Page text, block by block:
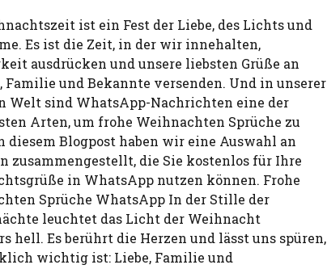
ist ein Fest der Liebe, des Lichts und
Es ist die Zeit, in der wir innehalten,
ausdrücken und unsere liebsten Grüße an
Familie und Bekannte versenden. Und in unserer
Welt sind WhatsApp-Nachrichten eine der
Arten, um frohe Weihnachten Sprüche zu
diesem Blogpost haben wir eine Auswahl an
zusammengestellt, die Sie kostenlos für Ihre
in WhatsApp nutzen können. Frohe
Sprüche WhatsApp In der Stille der
leuchtet das Licht der Weihnacht
hell. Es berührt die Herzen und lässt uns spüren,
wichtig ist: Liebe, Familie und